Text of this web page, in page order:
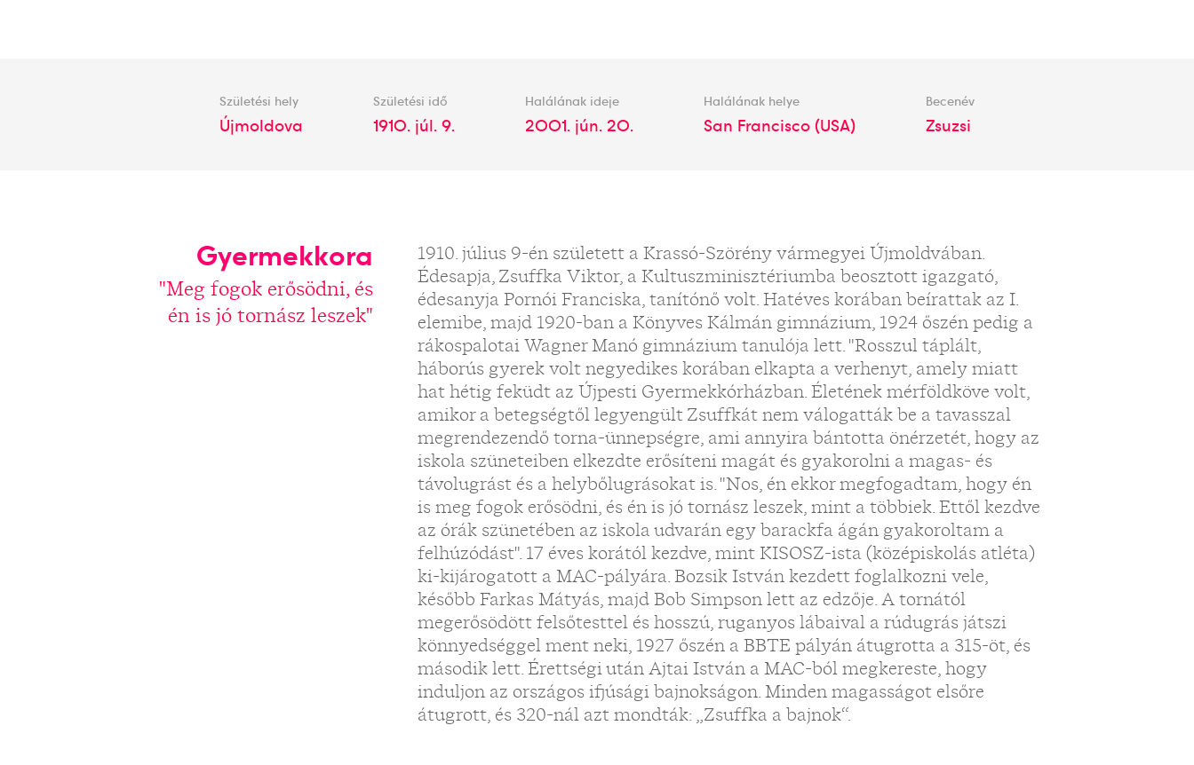
Születési hely
Újmoldova
Születési idő
1910. júl. 9.
Halálának ideje
2001. jún. 20.
Halálának helye
San Francisco (USA)
Becenév
Zsuzsi
Gyermekkora
"Meg fogok erősödni, és
én is jó tornász leszek"
1910. július 9-én született a Krassó-Szörény vármegyei Újmoldvában.
Édesapja, Zsuffka Viktor, a Kultuszminisztériumba beosztott igazgató,
édesanyja Pornói Franciska, tanítónő volt. Hatéves korában beírattak az I.
elemibe, majd 1920-ban a Könyves Kálmán gimnázium, 1924 őszén pedig a
rákospalotai Wagner Manó gimnázium tanulója lett. "Rosszul táplált,
háborús gyerek volt negyedikes korában elkapta a verhenyt, amely miatt
hat hétig feküdt az Újpesti Gyermekkórházban. Életének mérföldköve volt,
amikor a betegségtől legyengült Zsuffkát nem válogatták be a tavasszal
megrendezendő torna-ünnepségre, ami annyira bántotta önérzetét, hogy az
iskola szüneteiben elkezdte erősíteni magát és gyakorolni a magas- és
távolugrást és a helybőlugrásokat is. "Nos, én ekkor megfogadtam, hogy én
is meg fogok erősödni, és én is jó tornász leszek, mint a többiek. Ettől kezdve
az órák szünetében az iskola udvarán egy barackfa ágán gyakoroltam a
felhúzódást". 17 éves korától kezdve, mint KISOSZ-ista (középiskolás atléta)
ki-kijárogatott a MAC-pályára. Bozsik István kezdett foglalkozni vele,
később Farkas Mátyás, majd Bob Simpson lett az edzője. A tornától
megerősödött felsőtesttel és hosszú, ruganyos lábaival a rúdugrás játszi
könnyedséggel ment neki, 1927 őszén a BBTE pályán átugrotta a 315-öt, és
második lett. Érettségi után Ajtai István a MAC-ból megkereste, hogy
induljon az országos ifjúsági bajnokságon. Minden magasságot elsőre
átugrott, és 320-nál azt mondták: „Zsuffka a bajnok“.